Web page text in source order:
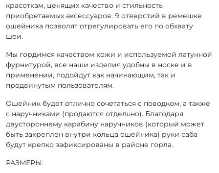
красоткам, ценящих качество и стильность
приобретаемых аксессуаров. 9 отверстий в ремешке
ошейника позволят отрегулировать его по обхвату
шеи.
Мы гордимся качеством кожи и используемой латунной
фурнитурой, все наши изделия удобны в носке и в
применении, подойдут как начинающим, так и
продвинутым пользователям.
Ошейник будет отлично сочетаться с поводком, а также
с наручниками (продаются отдельно). Благодаря
двустороннему карабину наручников (который может
быть закреплен внутри кольца ошейника) руки саба
будут крепко зафиксированы в районе горла.
РАЗМЕРЫ: